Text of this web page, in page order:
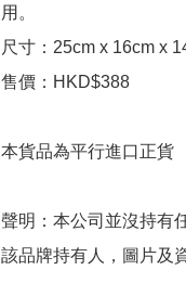
用。
尺寸：25cm x 16cm x
售價：HKD$388
本貨品為平行進口正貨
聲明：本公司並沒持有
該品牌持有人，圖片及